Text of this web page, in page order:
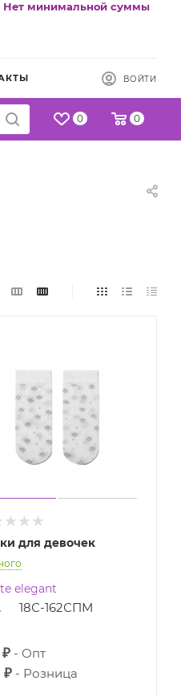
Нет минимальной суммы
ВОЙТИ
0 0
для девочек
elegant
18С-162СПМ
₽ Опт
₽ Розница